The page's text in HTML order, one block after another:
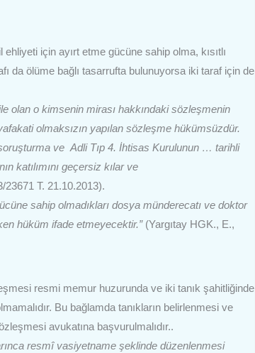
için ayırt etme gücüne sahip olma, kısıtlı
da ölüme bağlı tasarrufta bulunuyorsa iki taraf için de
olan o kimsenin mirası hakkındaki sözleşmenin
olmaksızın yapılan sözleşme hükümsüzdür.
soruşturma ve Adli Tıp 4. İhtisas Kurulunun … tarihli
katılımını geçersiz kılar ve
T. 21.10.2013).
sahip olmadıkları dosya münderecatı ve doktor
hüküm ifade etmeyecektir.”(Yargıtay HGK., E.,
resmi memur huzurunda ve iki tanık şahitliğinde
Bu bağlamda tanıkların belirlenmesi ve
avukatına başvurulmalıdır..
resmî vasiyetname şeklinde düzenlenmesi